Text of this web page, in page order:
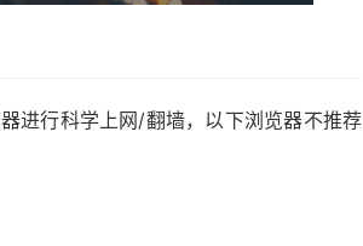
进行科学上网/翻墙，以下浏览器不推荐